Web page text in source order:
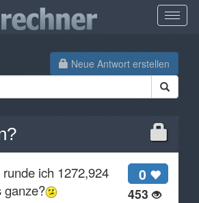
Neue Antwort erstellen
0
453
ich 1272,924
ganze?